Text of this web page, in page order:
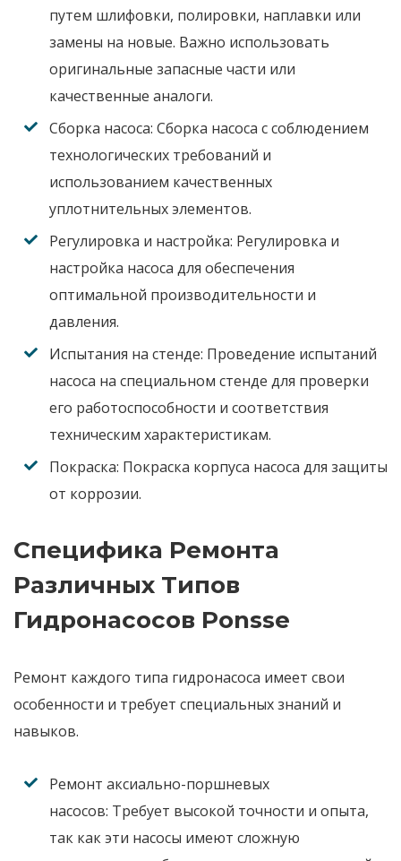
путем шлифовки, полировки, наплавки или
замены на новые. Важно использовать
оригинальные запасные части или
качественные аналоги.
Сборка насоса: Сборка насоса с соблюдением
технологических требований и
использованием качественных
уплотнительных элементов.
Регулировка и настройка: Регулировка и
настройка насоса для обеспечения
оптимальной производительности и
давления.
Испытания на стенде: Проведение испытаний
насоса на специальном стенде для проверки
его работоспособности и соответствия
техническим характеристикам.
Покраска: Покраска корпуса насоса для защиты
от коррозии.
Специфика Ремонта
Различных Типов
Гидронасосов Ponsse
Ремонт каждого типа гидронасоса имеет свои
особенности и требует специальных знаний и
навыков.
Ремонт аксиально-поршневых
насосов: Требует высокой точности и опыта,
так как эти насосы имеют сложную